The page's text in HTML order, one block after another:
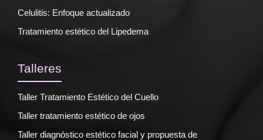
Celulitis: Enfoque actualizado
Tratamiento estético del Lipedema
Talleres
Taller Tratamiento Estético del Cuello
Taller tratamiento estético de ojos
Taller diagnóstico estético facial y propuesta de